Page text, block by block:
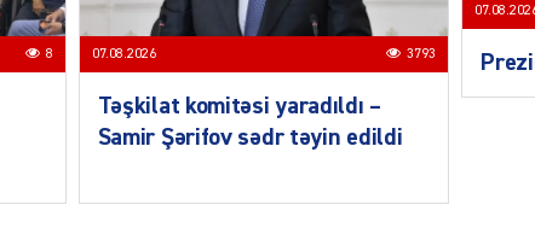
ŞOU-
8 07.08.2026 3793
Təşkilat komitəsi yaradıldı –
Samir Şərifov sədr təyin edildi